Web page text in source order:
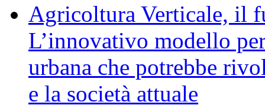
Agricoltura Verticale, il
L’innovativo modello
urbana che potrebbe
e la società attuale